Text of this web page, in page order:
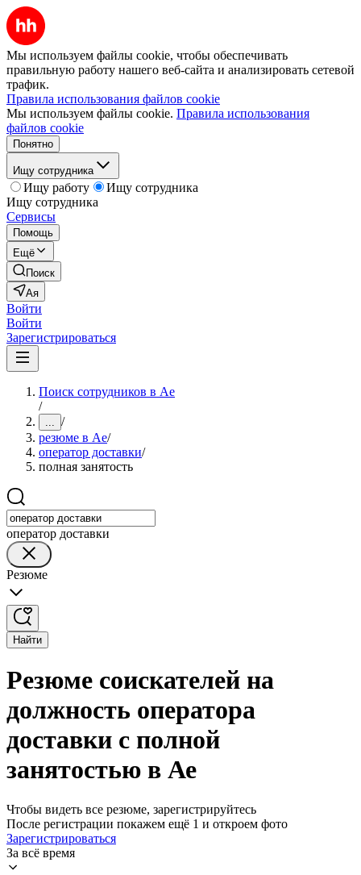
Мы используем файлы cookie, чтобы обеспечивать
правильную работу нашего веб-сайта и анализировать сетевой
трафик.
Правила использования файлов cookie
Мы используем файлы cookie. Правила использования
файлов cookie
Понятно
Ищу сотрудника
Ищу работу
Ищу сотрудника
Ищу сотрудника
Сервисы
Помощь
Ещё
Поиск
Ая
Войти
Войти
Зарегистрироваться
Поиск сотрудников в Ае
/
... /
резюме в Ае/
оператор доставки/
полная занятость
оператор доставки
Резюме
Найти
Резюме соискателей на
должность оператора
доставки с полной
занятостью в Ае
Чтобы видеть все резюме, зарегистрируйтесь
После регистрации покажем ещё 1 и откроем фото
Зарегистрироваться
За всё время